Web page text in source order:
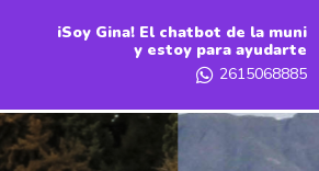
iSoy Gina! El chatbot de la muni
y estoy para ayudarte
2615068885